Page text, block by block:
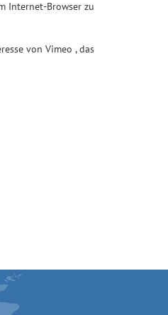
Internet-Browser zu
von Vimeo , das